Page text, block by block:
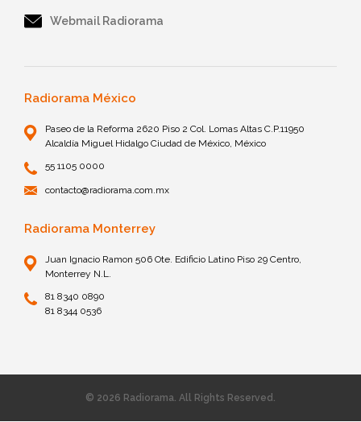
Webmail Radiorama
Radiorama México
Paseo de la Reforma 2620 Piso 2 Col. Lomas Altas C.P.11950
Alcaldía Miguel Hidalgo Ciudad de México, México
55 1105 0000
contacto@radiorama.com.mx
Radiorama Monterrey
Juan Ignacio Ramon 506 Ote. Edificio Latino Piso 29 Centro,
Monterrey N.L.
81 8340 0890
81 8344 0536
© 2026 Radiorama. All Rights Reserved.